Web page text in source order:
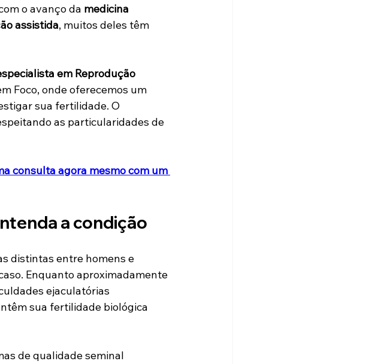
o avanço da medicina
assistida, muitos deles têm
em Reprodução
Foco, onde oferecemos um
sua fertilidade. O
as particularidades de
consulta agora mesmo com um
a condição
distintas entre homens e
Enquanto aproximadamente
ejaculatórias
sua fertilidade biológica
de qualidade seminal